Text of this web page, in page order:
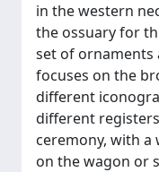
in the western
the ossuary for
set of ornaments
focuses on the
different
different
ceremony, with
on the wagon or